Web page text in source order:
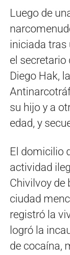
Luego de
iniciada tras
el secretario
Diego Hak,
su hijo y a
edad, y
El domicilio
actividad
Chivilvoy de
ciudad
registró la
logró la
de cocaína,